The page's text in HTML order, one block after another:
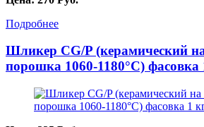
Подробнее
Шликер CG/P (керамический на
порошка 1060-1180°С) фасовка